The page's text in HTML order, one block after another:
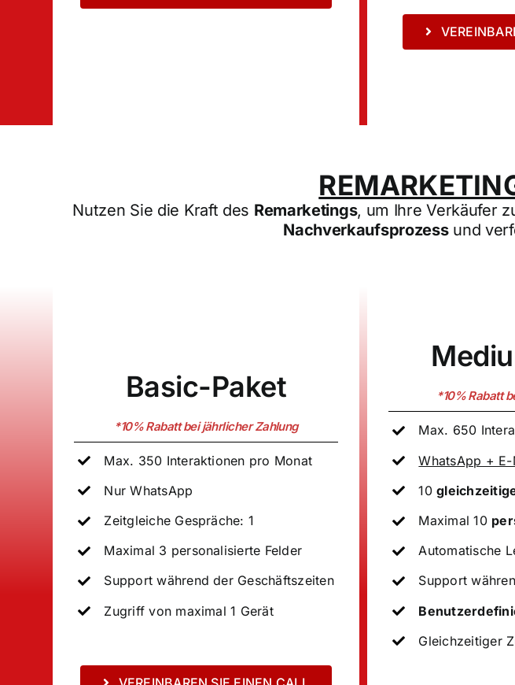
Nutzen Sie die Kraft des Remarketings, um Ihre Verkäufer
Nachverkaufsprozessund
Basic-Paket
*10% Rabatt bei jährlicher Zahlung
Max. 350 Interaktionen pro Monat
Nur WhatsApp
Zeitgleiche Gespräche: 1
Maximal 3 personalisierte Felder
Support während der Geschäftszeiten
Zugriff von maximal 1 Gerät
*10%Rabatt
Max. 650
WhatsApp + E-
10
Maximal 10
Automatische
Support
Gleichzeitiger